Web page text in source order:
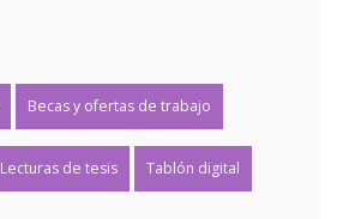
Becas y ofertas de trabajo
Lecturas de tesis Tablón digital